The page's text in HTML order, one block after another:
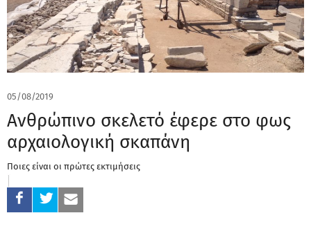
05/08/2019
Ανθρώπινο σκελετό έφερε στο φως
αρχαιολογική σκαπάνη
Ποιες είναι οι πρώτες εκτιμήσεις